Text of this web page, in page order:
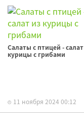
Салаты с птицей -
курицы с грибами
11 ноября 2024 00:12